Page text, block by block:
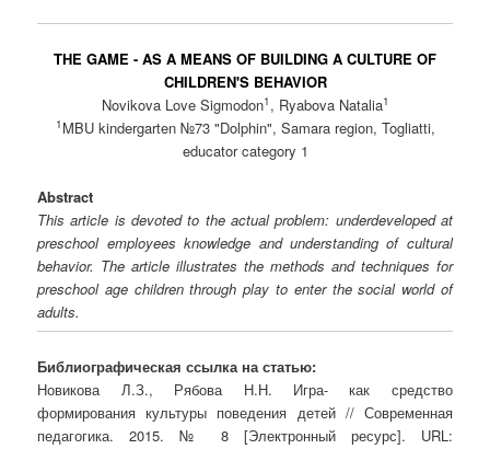
THE GAME - AS A MEANS OF BUILDING A CULTURE OF
CHILDREN'S BEHAVIOR
Novikova Love Sigmodon1 , Ryabova Natalia1
1 MBU kindergarten №73 "Dolphin", Samara region, Togliatti,
educator category 1
Abstract
This article is devoted to the actual problem: underdeveloped at
preschool employees knowledge and understanding of cultural
behavior. The article illustrates the methods and techniques for
preschool age children through play to enter the social world of
adults.
Библиографическая ссылка на статью:
Новикова Л.З., Рябова Н.Н. Игра- как средство
формирования культуры поведения детей // Современная
педагогика. 2015. № 8 [Электронный ресурс]. URL: